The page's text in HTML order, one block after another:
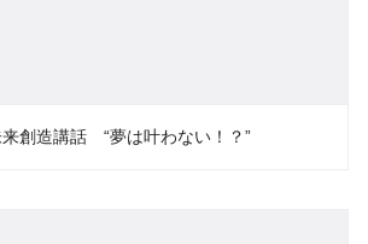
創造講話 “夢は叶わない！？”